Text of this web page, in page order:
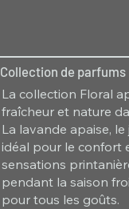
Collection de parfums
La collection Floral
fraîcheur et nature
La lavande apaise, le
idéal pour le confort
sensations
pendant la saison
pour tous les goûts.